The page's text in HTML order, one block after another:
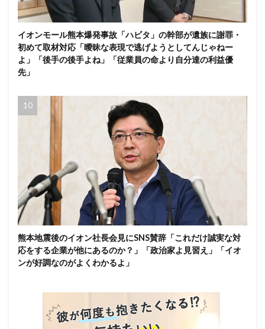
イオンモール熊本爆発事故「ハビタ」の幹部が遺族に謝罪・
初めて取材対応「曖昧な表現で逃げようとしてんじゃねー
よ」「後手の後手よね」「従業員の命より自分達の利益優
先」
熊本地震後のイオン社長会見にSNS賛辞「これだけ誠実な対
応をする企業が他にあるのか？」「政治家よ見習え」「イオ
ンが好調なのがよくわかるよ」